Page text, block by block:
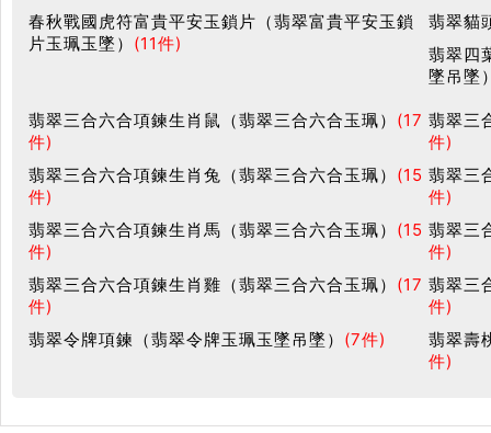
春秋戰國虎符富貴平安玉鎖片（翡翠富貴平安玉鎖
片玉珮玉墜） (11件)
翡翠貓
翡翠四
墜吊墜
翡翠三合六合項鍊生肖鼠（翡翠三合六合玉珮） (17
件)
翡翠三
件)
翡翠三合六合項鍊生肖兔（翡翠三合六合玉珮） (15
件)
翡翠三
件)
翡翠三合六合項鍊生肖馬（翡翠三合六合玉珮） (15
件)
翡翠三
件)
翡翠三合六合項鍊生肖雞（翡翠三合六合玉珮） (17
件)
翡翠三
件)
翡翠令牌項鍊（翡翠令牌玉珮玉墜吊墜） (7件)
翡翠壽
件)